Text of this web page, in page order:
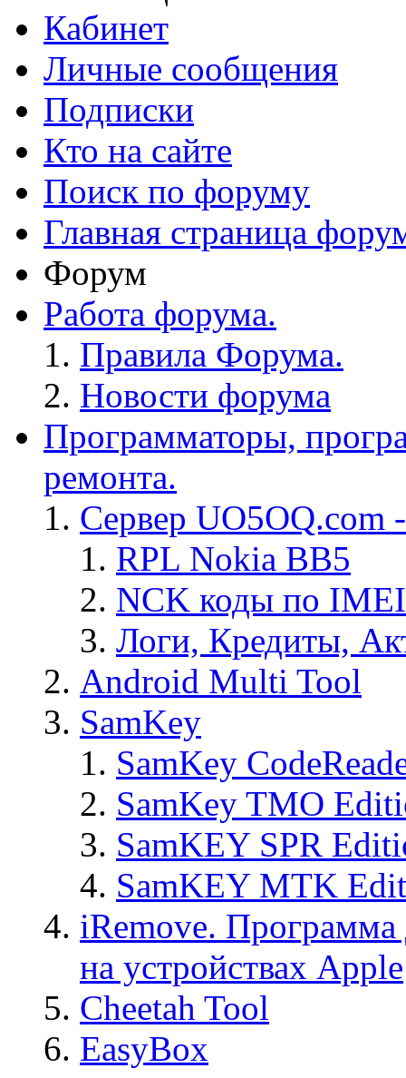
Кабинет
Личные сообщения
Подписки
Кто на сайте
Поиск по форуму
Главная страница
Форум
Работа форума.
Правила Форума.
Новости форума
Программаторы,
ремонта.
Сервер
RPL Nokia BB5
NCK коды по IMEI
Логи, Кредиты,
Android Multi Tool
SamKey
SamKey
SamKey TMO
SamKEY SPR
SamKEY MTK
iRemove. Программа
на устройствах Apple
Cheetah Tool
EasyBox